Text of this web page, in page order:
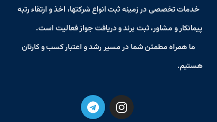
خدمات تخصصی در زمینهثبت انواع شرکتها، اخذ و ارتقاء رتبه
پیمانکار و مشاور، ثبت برند و دریافت جواز فعالیت است.
ما همراه مطمئن شما در مسیر رشد و اعتبار کسب‌ و کارتان
هستیم.